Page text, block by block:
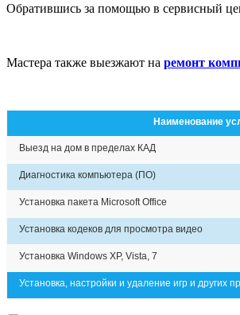
Обратившись за помощью в сервисный
Мастера также выезжают на ремонт
Наименование
Выезд на дом в пределах КАД
Диагностика компьютера (ПО)
Установка пакета Microsoft Office
Установка кодеков для просмотра видео
Установка Windows XP, Vista, 7
Установка, настройки и удаление игр и других